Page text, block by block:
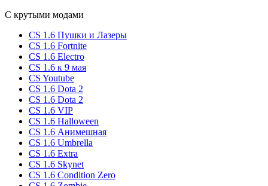
С крутыми модами
CS 1.6 Пушки и Лазеры
CS 1.6 Fortnite
CS 1.6 Electro
CS 1.6 к 9 мая
CS Youtube
CS 1.6 Dota 2
CS 1.6 Dota 2
CS 1.6 VIP
CS 1.6 Halloween
CS 1.6 Анимешная
CS 1.6 Umbrella
CS 1.6 Extra
CS 1.6 Skynet
CS 1.6 Condition Zero